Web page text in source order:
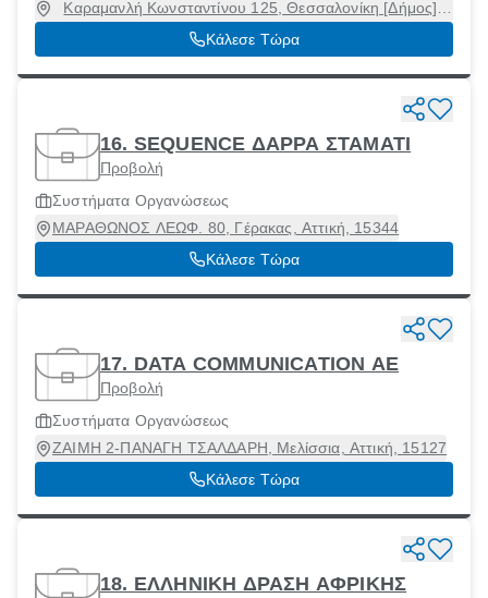
Καραμανλή Κωνσταντίνου 125, Θεσσαλονίκη [Δήμος],
Θεσσαλονίκη, 54248
Κάλεσε Τώρα
16. SEQUENCE ΔΑΡΡΑ ΣΤΑΜΑΤΙ
Προβολή
Συστήματα Οργανώσεως
ΜΑΡΑΘΩΝΟΣ ΛΕΩΦ. 80, Γέρακας, Αττική, 15344
Κάλεσε Τώρα
17. DATA COMMUNICATION ΑΕ
Προβολή
Συστήματα Οργανώσεως
ΖΑΙΜΗ 2-ΠΑΝΑΓΗ ΤΣΑΛΔΑΡΗ, Μελίσσια, Αττική, 15127
Κάλεσε Τώρα
18. ΕΛΛΗΝΙΚΗ ΔΡΑΣΗ ΑΦΡΙΚΗΣ